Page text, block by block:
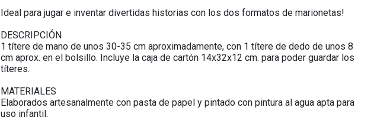
Ideal para jugar e inventar divertidas historias con los dos formatos de marionetas!
DESCRIPCIÓN
1 títere de mano de unos 30-35 cm aproximadamente, con 1 títere de dedo de unos 8
cm aprox. en el bolsillo. Incluye la caja de cartón 14x32x12 cm. para poder guardar los
títeres.
MATERIALES
Elaborados artesanalmente con pasta de papel y pintado con pintura al agua apta para
uso infantil.